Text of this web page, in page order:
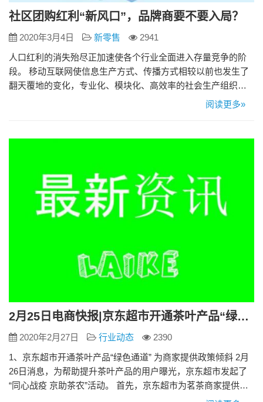
社区团购红利“新风口”，品牌商要不要入局？
2020年3月4日 新零售
2941
人口红利的消失殆尽正加速使各个行业全面进入存量竞争的阶
段。 移动互联网使信息生产方式、传播方式相较以前也发生了
翻天覆地的变化，专业化、模块化、高效率的社会生产组织方
式使营销得以和生产分离，连锁零售、传统电商、内容电商、
就韩都衣舍、三只松鼠等品牌，连锁便利店塑造了元気森林等
阅读更多»
2月25日电商快报|京东超市开通茶叶产品“绿色通道” 为商家提供政策倾斜
2020年2月27日 行业动态
2390
1、京东超市开通茶叶产品“绿色通道” 为商家提供政策倾斜 2月
26日消息，为帮助提升茶叶产品的用户曝光，京东超市发起了
“同心战疫 京助茶农”活动。 首先，京东超市为茗茶商家提供了
一系列入驻、运营、推广等政策倾斜，疫情期间针对疫情最严